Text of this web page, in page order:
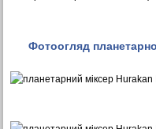
Фотоогляд